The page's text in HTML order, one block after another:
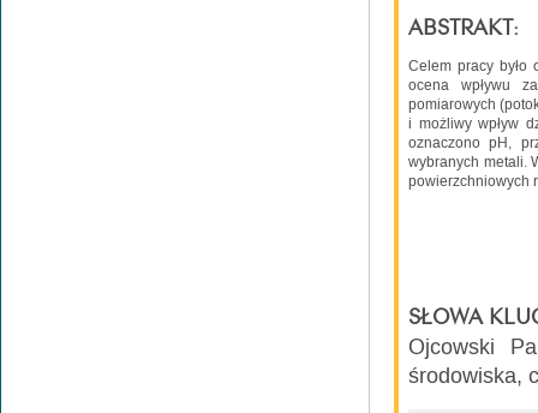
ABSTRAKT:
Celem pracy było
ocena wpływu
pomiarowych
i możliwy wpływ
oznaczono pH,
wybranych metali.
powierzchniowych
SŁOWA
Ojcowski
środowiska,